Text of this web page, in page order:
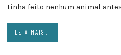
tinha feito nenhum animal
LEIA MAIS...